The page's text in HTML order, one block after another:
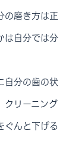
の磨き方は正
は自分では分
自分の歯の状
クリーニング
ぐんと下げる